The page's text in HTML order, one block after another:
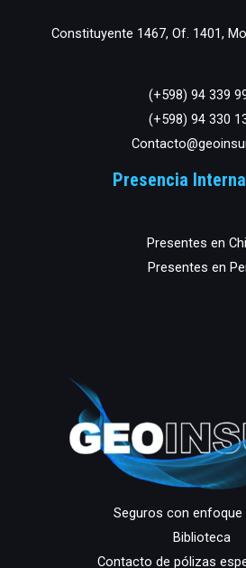
Constituyente 1467, Of. 1401,
(+598) 94 339
(+598) 94 330
Presencia
Presentes en
Presentes en
Seguros con
Biblioteca
Contacto de pólizas